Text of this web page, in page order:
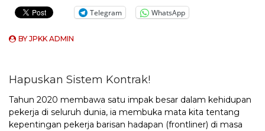
Telegram WhatsApp
BYJPKK ADMIN
Hapuskan Sistem Kontrak!
Tahun 2020 membawa satu impak besar dalam kehidupan
pekerja di seluruh dunia, ia membuka mata kita tentang
kepentingan pekerja barisan hadapan (frontliner) di masa